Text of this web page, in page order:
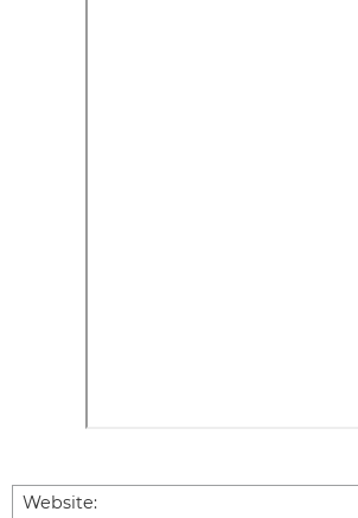
Website: